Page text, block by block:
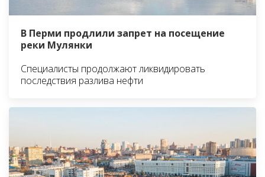
В Перми продлили запрет на посещение
реки Мулянки
Специалисты продолжают ликвидировать
последствия разлива нефти